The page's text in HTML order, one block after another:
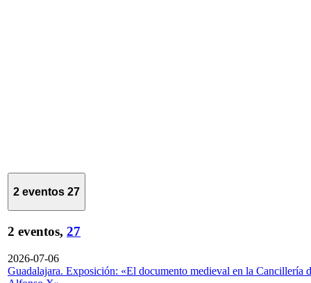
2 eventos 27
2 eventos, 27
2026-07-06
Guadalajara. Exposición: «El documento medieval en la Cancillería